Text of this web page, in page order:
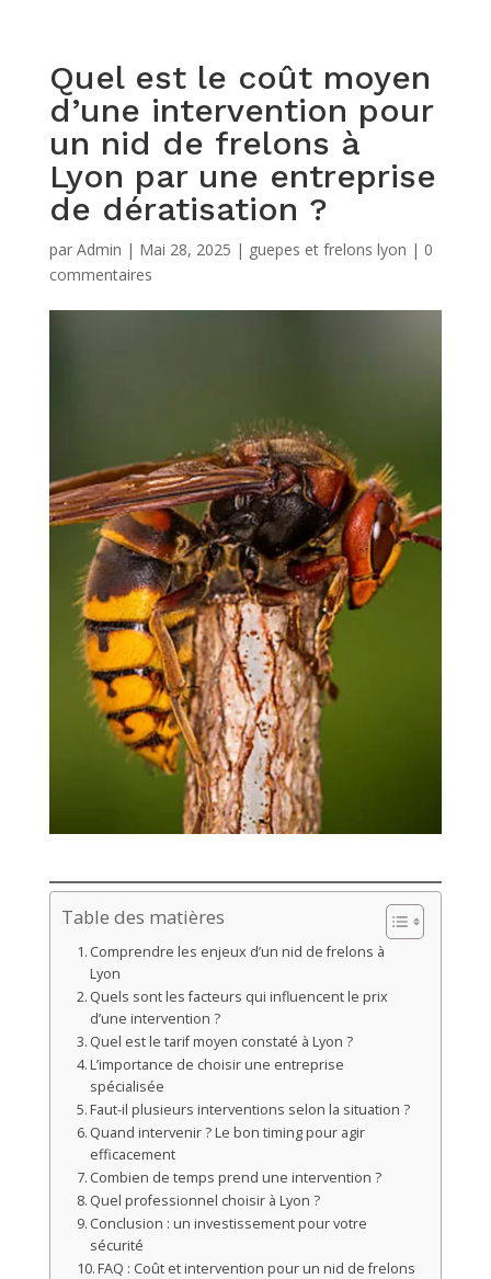
Quel est le coût moyen
d’une intervention pour
un nid de frelons à
Lyon par une entreprise
de dératisation ?
par Admin | Mai 28, 2025 | guepes et frelons lyon | 0
commentaires
Table des matières
Comprendre les enjeux d’un nid de frelons à
Lyon
Quels sont les facteurs qui influencent le prix
d’une intervention ?
Quel est le tarif moyen constaté à Lyon ?
L’importance de choisir une entreprise
spécialisée
Faut-il plusieurs interventions selon la situation ?
Quand intervenir ? Le bon timing pour agir
efficacement
Combien de temps prend une intervention ?
Quel professionnel choisir à Lyon ?
Conclusion : un investissement pour votre
sécurité
FAQ : Coût et intervention pour un nid de frelons